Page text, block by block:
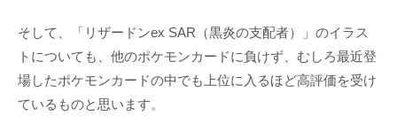
そして、「リザードンex SAR（黒炎の支配者）」のイラス
トについても、他のポケモンカードに負けず、むしろ最近登
場したポケモンカードの中でも上位に入るほど高評価を受け
ているものと思います。